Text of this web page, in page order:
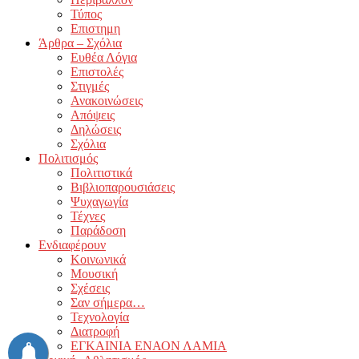
Τύπος
Επιστημη
Άρθρα – Σχόλια
Ευθέα Λόγια
Επιστολές
Στιγμές
Ανακοινώσεις
Απόψεις
Δηλώσεις
Σχόλια
Πολιτισμός
Πολιτιστικά
Βιβλιοπαρουσιάσεις
Ψυχαγωγία
Τέχνες
Παράδοση
Ενδιαφέρουν
Κοινωνικά
Μουσική
Σχέσεις
Σαν σήμερα…
Τεχνολογία
Διατροφή
ΕΓΚΑΙΝΙΑ ΕΝΑΟΝ ΛΑΜΙΑ